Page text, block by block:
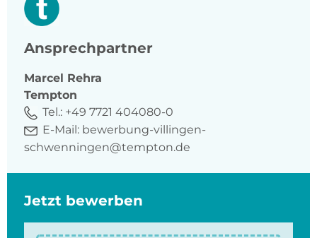
Ansprechpartner
Marcel Rehra
Tempton
Tel.: +49 7721 404080-0
E-Mail: bewerbung-villingen-
schwenningen@tempton.de
Jetzt bewerben